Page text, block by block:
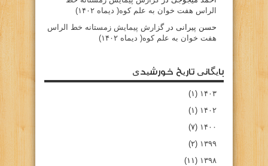
الراس هفت خوان به علم کوه( دیماه ۱۴۰۲)
حسن پیرانی درگزارش پیمایش زمستانه خط الراس
هفت خوان به علم کوه( دیماه ۱۴۰۲)
بایگانی تاریخ خورشیدی
۱۴۰۳ (۱)
۱۴۰۲ (۱)
۱۴۰۰ (۷)
۱۳۹۹ (۲)
۱۳۹۸ (۱۱)